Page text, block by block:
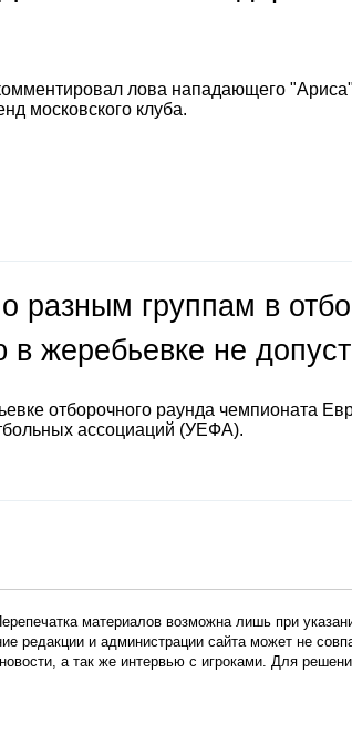
лова нападающего "Ариса"
московского клуба.
разным группам в
жеребьевке не
отборочного раунда чемпионата
ассоциаций (УЕФА).
материалов возможна лишь при
редакции и администрации сайта может не
а так же интервью с игроками. Для